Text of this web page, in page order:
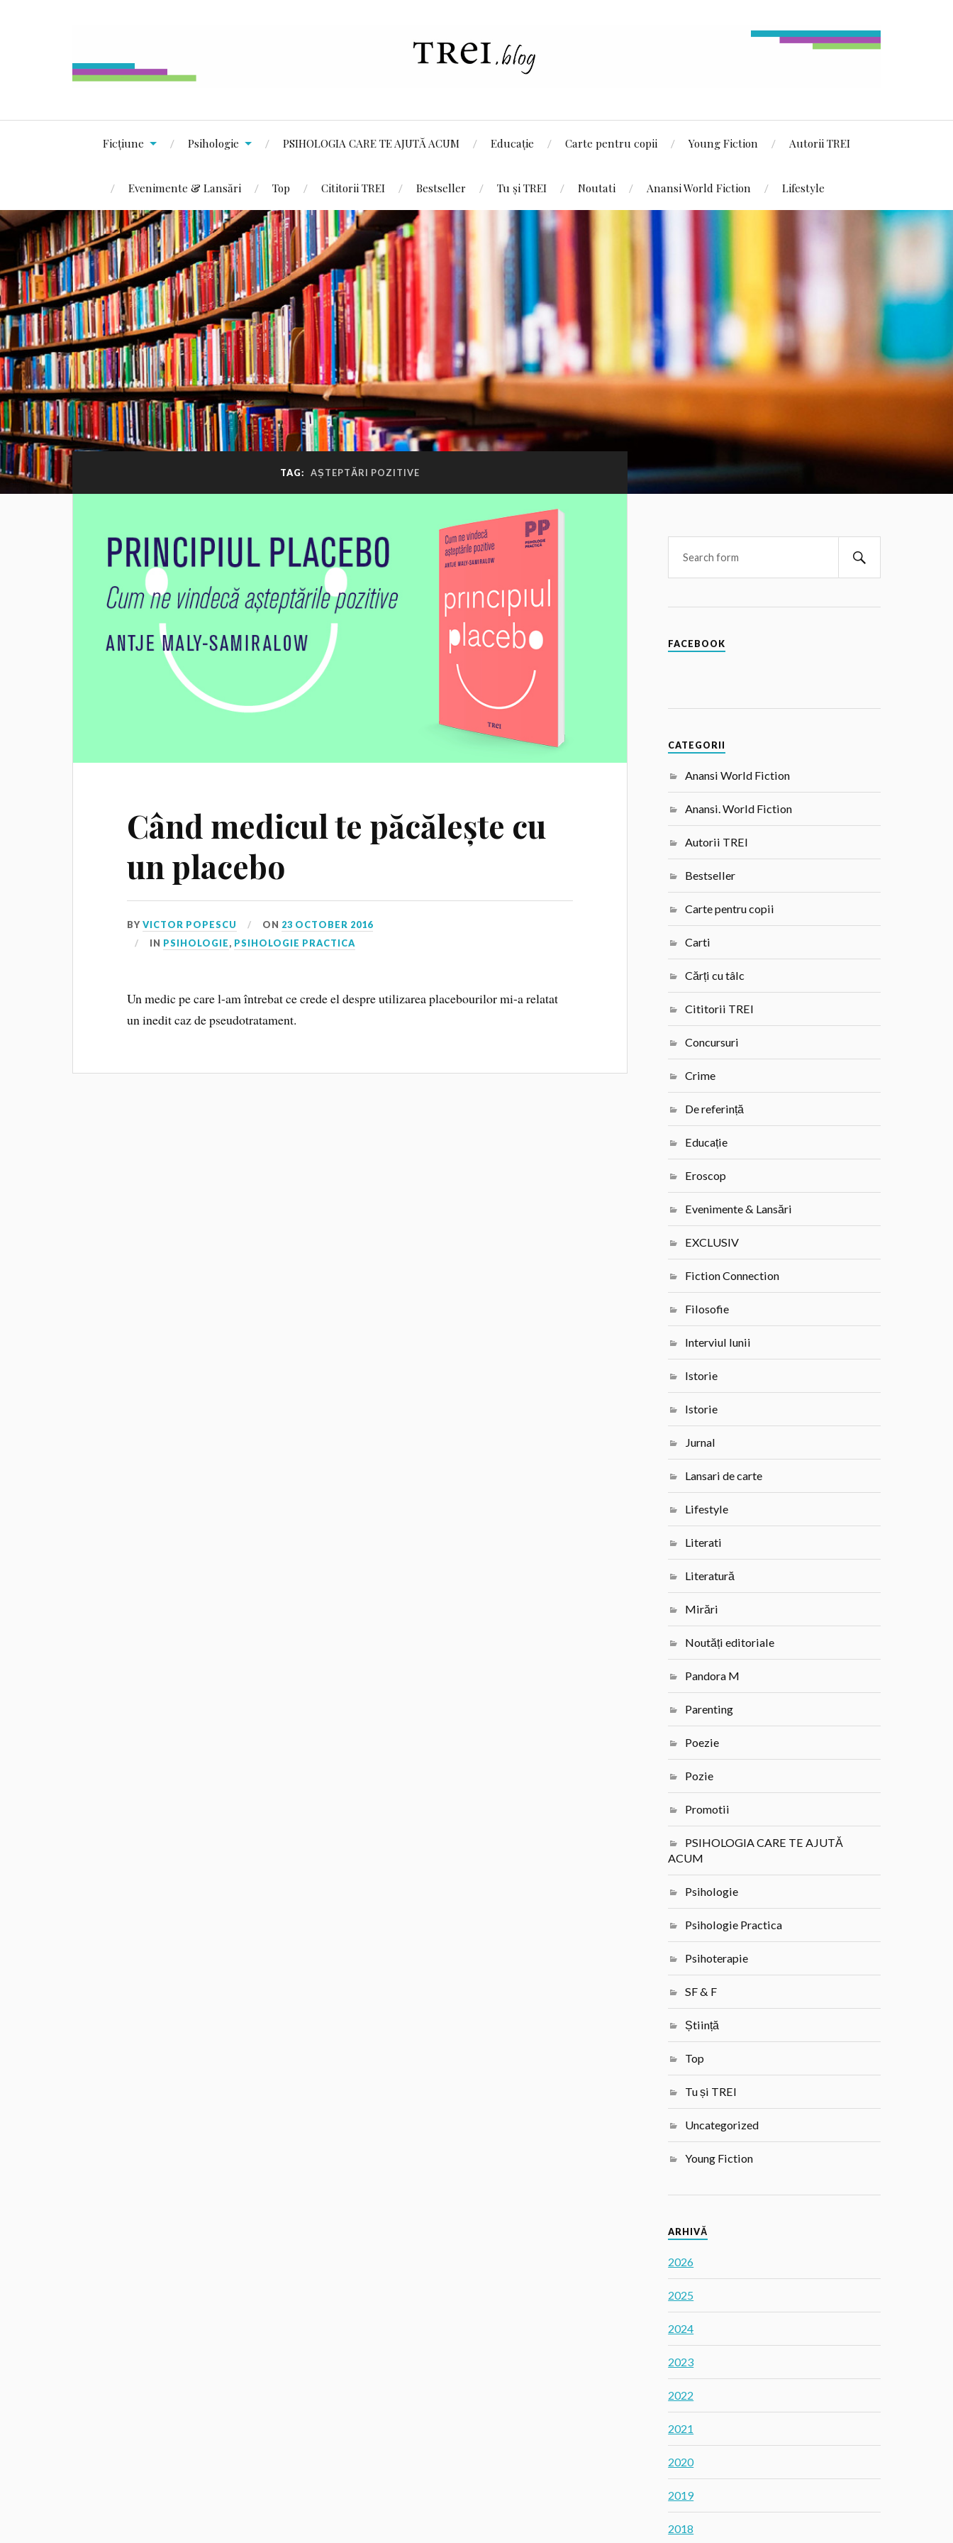
Ficțiune Psihologie PSIHOLOGIA CARE TE AJUTĂ ACUM Educație Carte pentru copii Young Fiction Autorii TREI
Evenimente & Lansări Top Cititorii TREI Bestseller Tu și TREI Noutati Anansi World Fiction Lifestyle
TAG: AȘTEPTĂRI POZITIVE
Când medicul te păcălește cu
un placebo
BYVICTOR POPESCU ON 23 OCTOBER 2016
IN PSIHOLOGIE, PSIHOLOGIE PRACTICA
Un medic pe care l-am întrebat ce crede el despre utilizarea placebourilor mi-a relatat
un inedit caz de pseudotratament.
FACEBOOK
CATEGORII
Anansi World Fiction
Anansi. World Fiction
Autorii TREI
Bestseller
Carte pentru copii
Carti
Cărți cu tâlc
Cititorii TREI
Concursuri
Crime
De referință
Educație
Eroscop
Evenimente & Lansări
EXCLUSIV
Fiction Connection
Filosofie
Interviul lunii
Istorie
Istorie
Jurnal
Lansari de carte
Lifestyle
Literati
Literatură
Mirări
Noutăți editoriale
Pandora M
Parenting
Poezie
Pozie
Promotii
PSIHOLOGIA CARE TE AJUTĂ
ACUM
Psihologie
Psihologie Practica
Psihoterapie
SF & F
Știință
Top
Tu și TREI
Uncategorized
Young Fiction
ARHIVĂ
2026
2025
2024
2023
2022
2021
2020
2019
2018